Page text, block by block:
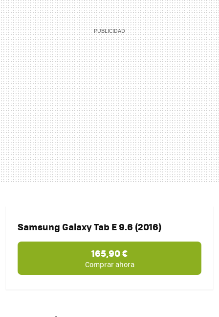
Samsung Galaxy Tab E 9.6 (2016)
165,90 €
Comprar ahora